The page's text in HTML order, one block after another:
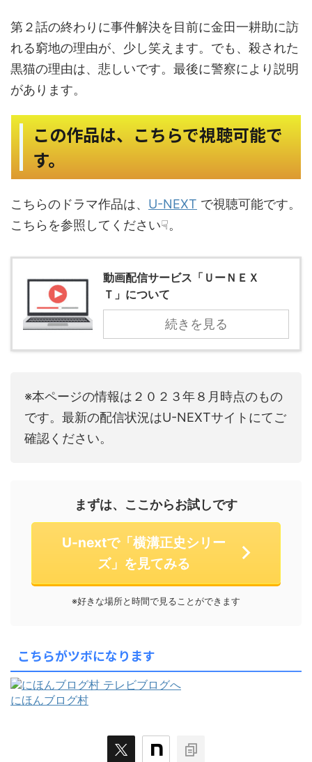
第２話の終わりに事件解決を目前に金田一耕助に訪
れる窮地の理由が、少し笑えます。でも、殺された
黒猫の理由は、悲しいです。最後に警察により説明
があります。
この作品は、こちらで視聴可能で
す。
こちらのドラマ作品は、 U-NEXT で視聴可能です。
こちらを参照してください☟。
動画配信サービス「ＵーＮＥＸ
Ｔ」について
続きを見る
※本ページの情報は２０２３年８月時点のもの
です。最新の配信状況はU-NEXTサイトにてご
確認ください。
まずは、ここからお試しです
U-nextで「横溝正史シリー
ズ」を見てみる
※好きな場所と時間で見ることができます
こちらがツボになります
にほんブログ村